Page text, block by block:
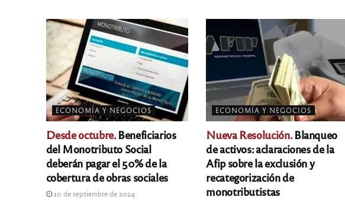
ECONOMÍA Y NEGOCIOS
Desde octubre.Beneficiarios
del Monotributo Social
deberán pagar el 50% de la
cobertura de obras sociales
10 de septiembre de 2024
ECONOMÍA Y NEGOCIOS
Nueva Resolución.Blanqueo
de activos: aclaraciones de la
Afip sobre la exclusión y
recategorización de
monotributistas